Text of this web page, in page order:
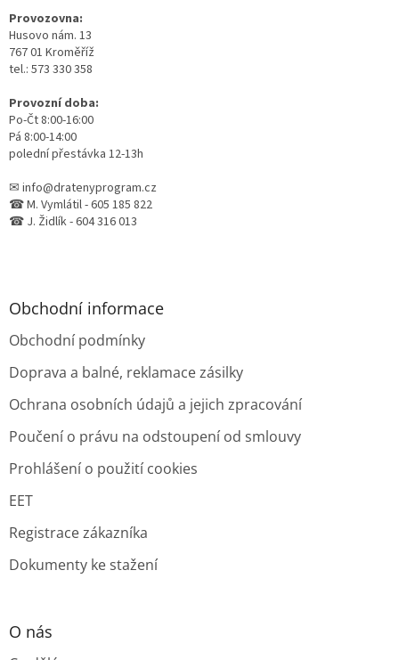
Provozovna:
Husovo nám. 13
767 01 Kroměříž
tel.: 573 330 358
Provozní doba:
Po-Čt 8:00-16:00
Pá 8:00-14:00
polední přestávka 12-13h
✉ info@dratenyprogram.cz
☎ M. Vymlátil - 605 185 822
☎ J. Židlík - 604 316 013
Obchodní informace
Obchodní podmínky
Doprava a balné, reklamace zásilky
Ochrana osobních údajů a jejich zpracování
Poučení o právu na odstoupení od smlouvy
Prohlášení o použití cookies
EET
Registrace zákazníka
Dokumenty ke stažení
O nás